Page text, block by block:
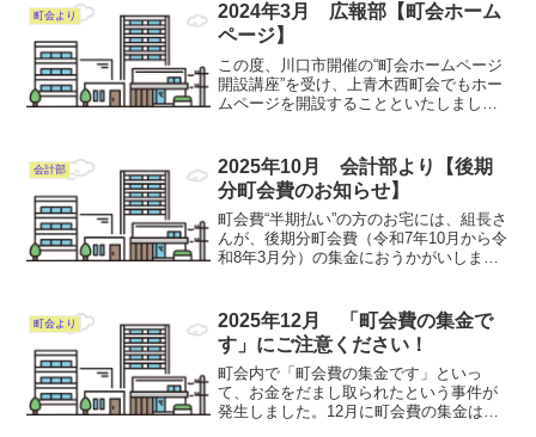
町会より
2024年3月 広報部【町会ホーム
ページ】
この度、川口市開催の“町会ホームページ
開設講座”を受け、上青木西町会でもホー
ムページを開設することといたしまし
きるようQRコードも作成しました。町会
へお住まいの皆様に向...
会計部
2025年10月 会計部より【後期
分町会費のお知らせ】
町会費“半期払い”の方のお宅には、組長さ
んが、後期分町会費（令和7年10月から令
和8年3月分）の集金におうかがいしま
町会より
2025年12月 「町会費の集金で
す」にご注意ください！
町会内で「町会費の集金です」といっ
て、お金をだまし取られたという事件が
発生しました。12月に町会費の集金は行